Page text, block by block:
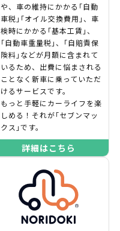
や、車の維持にかかる｢自動
車税｣｢オイル交換費用｣、車
検時にかかる｢基本工賃｣、
｢自動車重量税｣、｢自賠責保
険料｣などが月額に含まれて
いるため、出費に悩まされる
ことなく新車に乗っていただ
けるサービスです。
もっと手軽にカーライフを楽
しめる！それが｢セブンマッ
クス｣です。
詳細はこちら